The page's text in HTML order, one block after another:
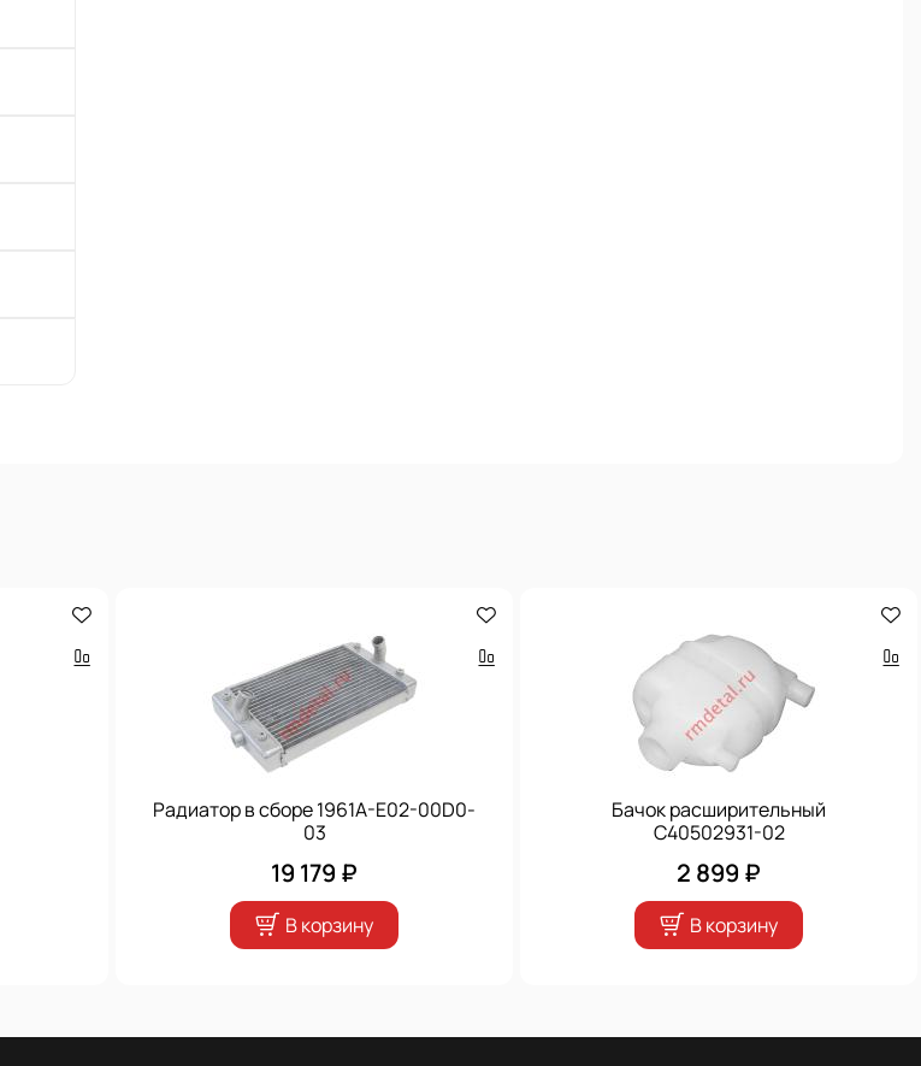
Радиатор в сборе 1961A-E02-00D0-
03
19 179 ₽
В корзину
Бачок расширительный
C40502931-02
2 899 ₽
В корзину